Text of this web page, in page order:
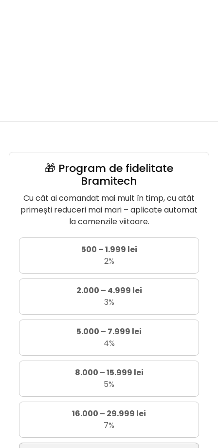
🎁 Program de fidelitate
Bramitech
Cu cât ai comandat mai mult în timp, cu atât
primești reduceri mai mari – aplicate automat
la comenzile viitoare.
500 – 1.999 lei
2%
2.000 – 4.999 lei
3%
5.000 – 7.999 lei
4%
8.000 – 15.999 lei
5%
16.000 – 29.999 lei
7%